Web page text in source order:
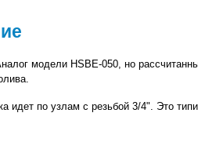
модели HSBE-050, но
идет по узлам с резьбой 3/4". Это